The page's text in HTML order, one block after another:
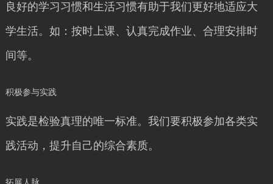
良好的学习习惯和生活习惯有助于我们更好地适应大
学生活。如：按时上课、认真完成作业、合理安排时
间等。
积极参与实践
实践是检验真理的唯一标准。我们要积极参加各类实
践活动，提升自己的综合素质。